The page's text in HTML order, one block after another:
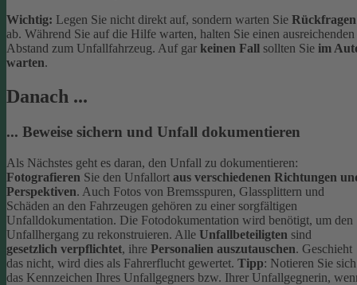
Wichtig: Legen Sie nicht direkt auf, sondern warten Sie Rückfragen
ab. Während Sie auf die Hilfe warten, halten Sie einen ausreichenden
Abstand zum Unfallfahrzeug. Auf gar keinen Fall sollten Sie im
warten.
Danach ...
... Beweise sichern und Unfall dokumentieren
Als Nächstes geht es daran, den Unfall zu dokumentieren:
Fotografieren Sie den Unfallort aus verschiedenen Richtungen
Perspektiven. Auch Fotos von Bremsspuren, Glassplittern und
Schäden an den Fahrzeugen gehören zu einer sorgfältigen
Unfalldokumentation. Die Fotodokumentation wird benötigt, um den
Unfallhergang zu rekonstruieren. Alle Unfallbeteiligten sind
gesetzlich verpflichtet, ihre Personalien auszutauschen. Geschieht
das nicht, wird dies als Fahrerflucht gewertet. Tipp: Notieren Sie sich
das Kennzeichen Ihres Unfallgegners bzw. Ihrer Unfallgegnerin,